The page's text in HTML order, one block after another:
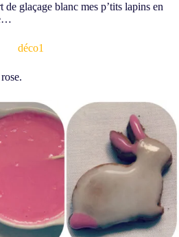
glaçage blanc mes p’tits lapins en